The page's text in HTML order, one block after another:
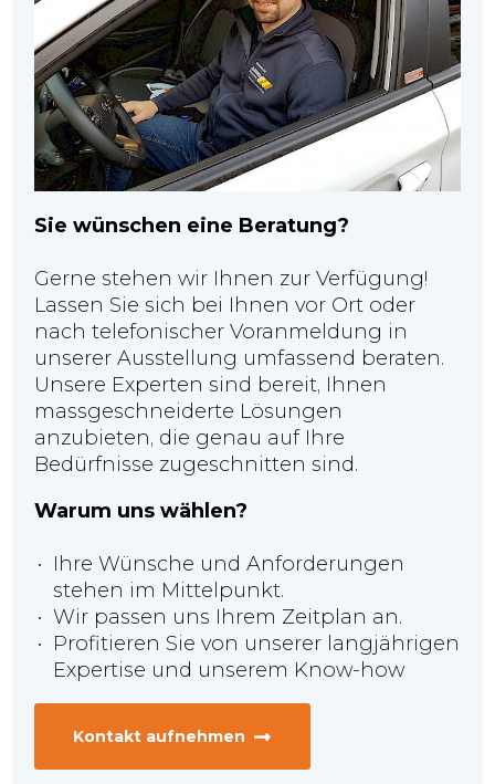
Sie wünschen eine Beratung?
Gerne stehen wir Ihnen zur Verfügung!
Lassen Sie sich bei Ihnen vor Ort oder
nach telefonischer Voranmeldung in
unserer Ausstellung umfassend beraten.
Unsere Experten sind bereit, Ihnen
massgeschneiderte Lösungen
anzubieten, die genau auf Ihre
Bedürfnisse zugeschnitten sind.
Warum uns wählen?
Ihre Wünsche und Anforderungen
stehen im Mittelpunkt.
Wir passen uns Ihrem Zeitplan an.
Profitieren Sie von unserer langjährigen
Expertise und unserem Know-how
Kontakt aufnehmen